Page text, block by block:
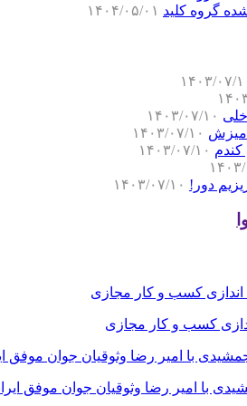
گروه کلید ۱۴۰۴/۰۵/۰۱
۰۷/۱۰
۱۰
۱۴۰۳/۰۷/۱۰
میزش ۱۴۰۳/۰۷/۱۰
کندم ۱۴۰۳/۰۷/۱۰
۱۰
دور! ۱۴۰۳/۰۷/۱۰
کسب و کار مجازی
با امیر رضا وثوقیان جوان موفق